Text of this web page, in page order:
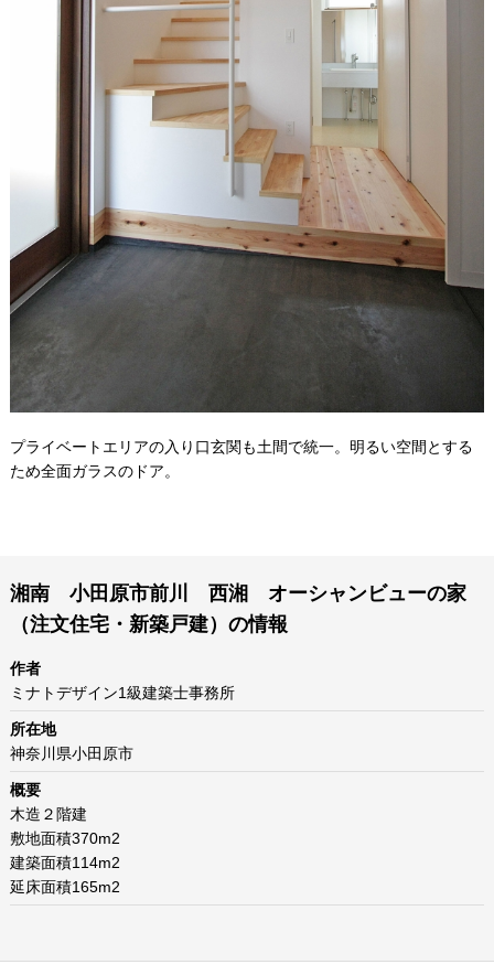
プライベートエリアの入り口玄関も土間で統一。明るい空間とする
ため全面ガラスのドア。
湘南 小田原市前川 西湘 オーシャンビューの家
（注文住宅・新築戸建）の情報
作者
ミナトデザイン1級建築士事務所
所在地
神奈川県小田原市
概要
木造２階建
敷地面積370m2
建築面積114m2
延床面積165m2